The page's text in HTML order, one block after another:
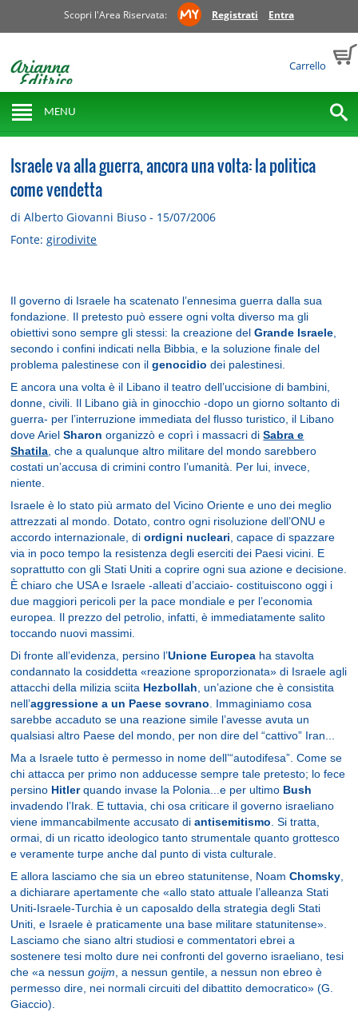
Scopri l'Area Riservata: Registrati Entra
Carrello
MENU
Israele va alla guerra, ancora una volta: la politica
come vendetta
di Alberto Giovanni Biuso - 15/07/2006
Fonte:girodivite
Il governo di Israele ha scatenato l’ennesima guerra dalla sua
fondazione. Il pretesto può essere ogni volta diverso ma gli
obiettivi sono sempre gli stessi: la creazione delGrande Israele
secondo i confini indicati nella Bibbia, e la soluzione finale del
problema palestinese con ilgenocidio dei palestinesi.
E ancora una volta è il Libano il teatro dell’uccisione di bambini,
donne, civili. Il Libano già in ginocchio -dopo un giorno soltanto di
guerra- per l’interruzione immediata del flusso turistico, il Libano
dove ArielSharon organizzò e coprì i massacri diSabra e
Shatila , che a qualunque altro militare del mondo sarebbero
costati un’accusa di crimini contro l’umanità. Per lui, invece,
niente.
Israele è lo stato più armato del Vicino Oriente e uno dei meglio
attrezzati al mondo. Dotato, contro ogni risoluzione dell’ONU e
accordo internazionale, diordigni nucleari, capace di spazzare
via in poco tempo la resistenza degli eserciti dei Paesi vicini. E
soprattutto con gli Stati Uniti a coprire ogni sua azione e decisione.
È chiaro che USA e Israele -alleati d’acciaio- costituiscono oggi i
due maggiori pericoli per la pace mondiale e per l’economia
europea. Il prezzo del petrolio, infatti, è immediatamente salito
toccando nuovi massimi.
Di fronte all’evidenza, persino l’Unione Europea ha stavolta
condannato la cosiddetta «reazione sproporzionata» di Israele agli
attacchi della milizia sciita Hezbollah, un’azione che è consistita
nell’aggressione a un Paese sovrano. Immaginiamo cosa
sarebbe accaduto se una reazione simile l’avesse avuta un
qualsiasi altro Paese del mondo, per non dire del “cattivo” Iran...
Ma a Israele tutto è permesso in nome dell’“autodifesa”. Come se
chi attacca per primo non adducesse sempre tale pretesto; lo fece
persino Hitlerquando invase la Polonia...e per ultimo Bush
invadendo l’Irak. E tuttavia, chi osa criticare il governo israeliano
viene immancabilmente accusato diantisemitismo. Si tratta,
ormai, di un ricatto ideologico tanto strumentale quanto grottesco
e veramente turpe anche dal punto di vista culturale.
E allora lasciamo che sia un ebreo statunitense, NoamChomsky,
a dichiarare apertamente che «allo stato attuale l’alleanza Stati
Uniti-Israele-Turchia è un caposaldo della strategia degli Stati
Uniti, e Israele è praticamente una base militare statunitense».
Lasciamo che siano altri studiosi e commentatori ebrei a
sostenere tesi molto dure nei confronti del governo israeliano, tesi
che «a nessungoijm, a nessun gentile, a nessun non ebreo è
permesso dire, nei normali circuiti del dibattito democratico» (G.
Giaccio).